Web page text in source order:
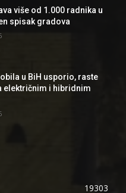
više od 1.000 radnika u
spisak gradova
u BiH usporio, raste
električnim i hibridnim
19303